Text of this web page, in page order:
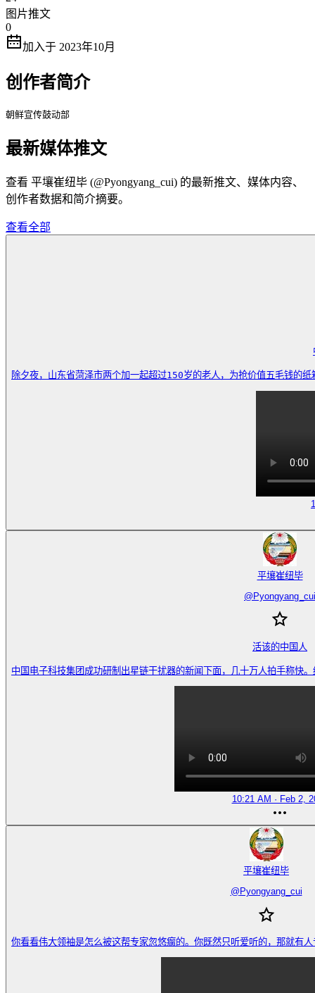
图片推文
0
加入于 2023年10月
创作者简介
朝鲜宣传鼓动部
最新媒体推文
查看 平壤崔纽毕 (@Pyongyang_cui) 的最新推文、媒体内容、
创作者数据和简介摘要。
查看全部
除夕夜，山东省菏泽市两个加一起超过150岁的老人，为抢价值五毛
平壤崔纽毕
@ Pyongyang_cui
活该的中国人
中国电子科技集团成功研制出星链干扰器的新闻下面，几十万人拍手
10:21 AM · Feb 2,
平壤崔纽毕
@ Pyongyang_cui
你看看伟大领袖是怎么被这帮专家忽悠瘸的。你既然只听爱听的，那